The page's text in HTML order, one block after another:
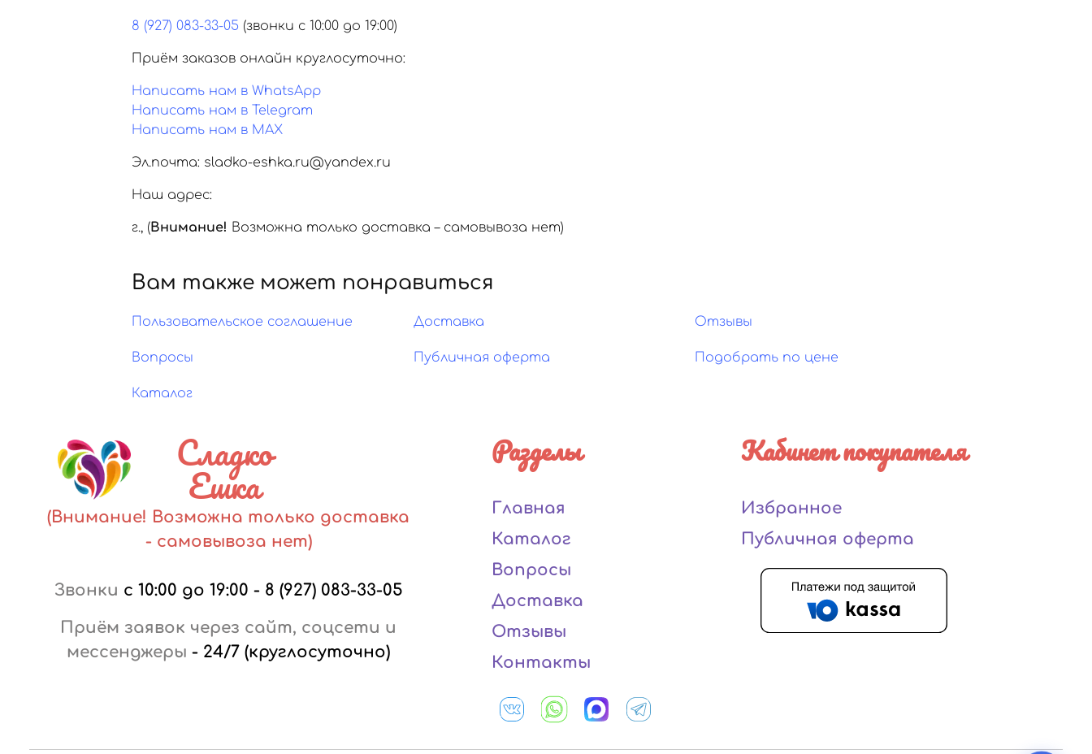
8 (927) 083-33-05 (звонки с 10:00 до 19:00)
Приём заказов онлайн круглосуточно:
Написать нам в WhatsApp
Написать нам в Telegram
Написать нам в MAX
Эл.почта: sladko-eshka.ru@yandex.ru
Наш адрес:
г., (Внимание! Возможна только доставка – самовывоза нет)
Вам также может понравиться
Пользовательское соглашение Доставка Отзывы
Вопросы Публичная оферта Подобрать по цене
Каталог
Сладко
Ешка
(Внимание! Возможна только доставка
- самовывоза нет)
Звонки с 10:00 до 19:00 - 8 (927) 083-33-05
Приём заявок через сайт, соцсети и
мессенджеры - 24/7 (круглосуточно)
Разделы
Главная
Каталог
Вопросы
Доставка
Отзывы
Контакты
Кабинет покупателя
Избранное
Публичная оферта